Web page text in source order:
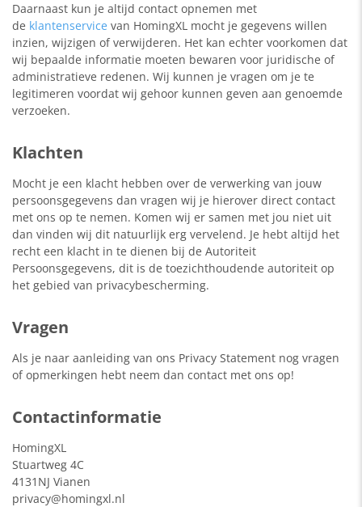
Daarnaast kun je altijd contact opnemen met
de klantenservice van HomingXL mocht je gegevens willen
inzien, wijzigen of verwijderen. Het kan echter voorkomen dat
wij bepaalde informatie moeten bewaren voor juridische of
administratieve redenen. Wij kunnen je vragen om je te
legitimeren voordat wij gehoor kunnen geven aan genoemde
verzoeken.
Klachten
Mocht je een klacht hebben over de verwerking van jouw
persoonsgegevens dan vragen wij je hierover direct contact
met ons op te nemen. Komen wij er samen met jou niet uit
dan vinden wij dit natuurlijk erg vervelend. Je hebt altijd het
recht een klacht in te dienen bij de Autoriteit
Persoonsgegevens, dit is de toezichthoudende autoriteit op
het gebied van privacybescherming.
Vragen
Als je naar aanleiding van ons Privacy Statement nog vragen
of opmerkingen hebt neem dan contact met ons op!
Contactinformatie
HomingXL
Stuartweg 4C
4131NJ Vianen
privacy@homingxl.nl